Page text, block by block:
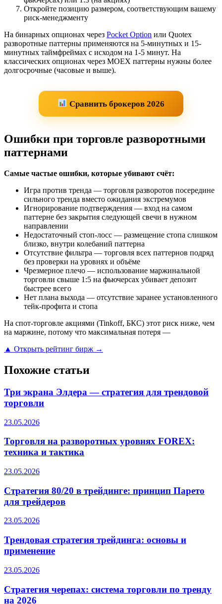
Откройте позицию размером, соответствующим вашему
риск-менеджменту
На бинарных опционах через Pocket Option или Quotex
разворотные паттерны применяются на 5-минутных и 15-
минутных таймфреймах с исходом на 1-5 минут. На
классических опционах через MOEX паттерны нужны более
долгосрочные (часовые и выше).
Сравнить брокеров 2026
Ошибки при торговле разворотными
паттернами
Самые частые ошибки, которые убивают счёт:
Игра против тренда — торговля разворотов посередине
сильного тренда вместо ожидания экстремумов
Игнорирование подтверждения — вход на самом
паттерне без закрытия следующей свечи в нужном
направлении
Недостаточный стоп-лосс — размещение стопа слишком
близко, внутри колебаний паттерна
Отсутствие фильтра — торговля всех паттернов подряд
без проверки на уровнях и объёме
Чрезмерное плечо — использование маржинальной
торговли свыше 1:5 на фьючерсах убивает депозит
быстрее всего
Нет плана выхода — отсутствие заранее установленного
тейк-профита и стопа
На спот-торговле акциями (Tinkoff, БКС) этот риск ниже, чем
на маржине, потому что максимальная потеря —
▲ Открыть рейтинг бирж →
Похожие статьи
Три экрана Элдера — стратегия для трендовой
торговли
23.05.2026
Торговля на разворотных уровнях FOREX:
техника и тактика
23.05.2026
Стратегия 80/20 в трейдинге: принцип Парето
для трейдеров
23.05.2026
Трендовая стратегия трейдинга: основы и
применение
23.05.2026
Стратегия черепах: система торговли по тренду
на 2026